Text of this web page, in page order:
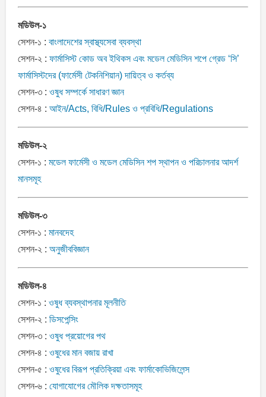
মডিউল-১
সেশন-১ : বাংলাদেশের স্বাস্থ্যসেবা ব্যবস্থা
সেশন-২ : ফার্মাসিস্ট কোড অব ইথিকস এবং মডেল মেডিসিন শপে গ্রেড ‘সি’
ফার্মাসিস্টদের (ফার্মেসী টেকনিশিয়ান) দায়িত্ব ও কর্তব্য
সেশন-৩ : ওষুধ সম্পর্কে সাধারণ জ্ঞান
সেশন-৪ : আইন/Acts, বিধি/Rules ও প্রবিধি/Regulations
মডিউল-২
সেশন-১ : মডেল ফার্মেসী ও মডেল মেডিসিন শপ স্থাপন ও পরিচালনার আদর্শ
মানসমূহ
মডিউল-৩
সেশন-১ : মানবদেহ
সেশন-২ : অনুজীববিজ্ঞান
মডিউল-৪
সেশন-১ : ওষুধ ব্যবস্থাপনার মূলনীতি
সেশন-২ : ডিসপেন্সিং
সেশন-৩ : ওষুধ প্রয়োগের পথ
সেশন-৪ : ওষুধের মান বজায় রাখা
সেশন-৫ : ওষুধের বিরূপ প্রতিক্রিয়া এবং ফার্মাকোভিজিলেন্স
সেশন-৬ : যোগাযোগের মৌলিক দক্ষতাসমূহ